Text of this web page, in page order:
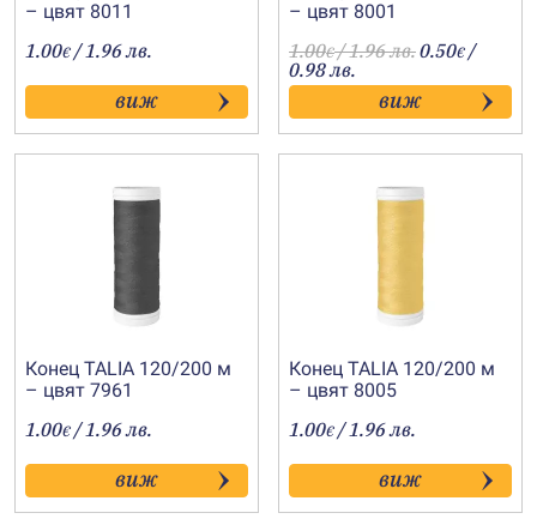
– цвят 8011
1.00€ / 1.96 лв.
виж
– цвят 8001
1.00€/ 1.96 лв.0.50€ /
0.98 лв.
виж
Конец TALIA 120/200 м
– цвят 7961
1.00€ / 1.96 лв.
виж
Конец TALIA 120/200 м
– цвят 8005
1.00€ / 1.96 лв.
виж